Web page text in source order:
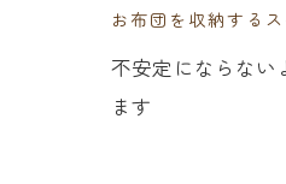
お布団を収納する
不安定にならない
ます